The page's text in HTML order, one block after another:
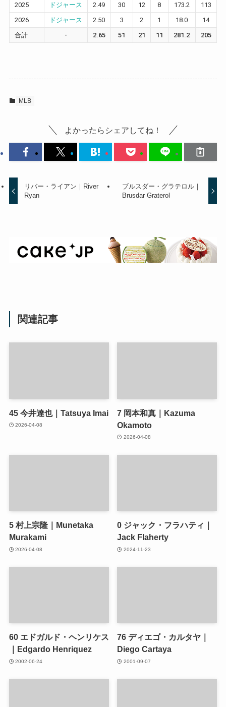
2025
ドジャース 2.49 30 12 8 173.2 113
2026
ドジャース 2.50 3 2 1 18.0 14
合計
- 2.65 51 21 11 281.2 205
MLB
よかったらシェアしてね！
リバー・ライアン｜River
Ryan
ブルスダー・グラテロル｜
Brusdar Graterol
関連記事
45今井達也｜Tatsuya Imai
2026-04-08
7 岡本和真｜Kazuma
Okamoto
2026-04-08
5村上宗隆｜Munetaka
Murakami
2026-04-08
0 ジャック・フラハティ｜
Jack Flaherty
2024-11-23
60エドガルド・ヘンリケス
｜Edgardo Henriquez
2002-06-24
76 ディエゴ・カルタヤ｜
Diego Cartaya
2001-09-07